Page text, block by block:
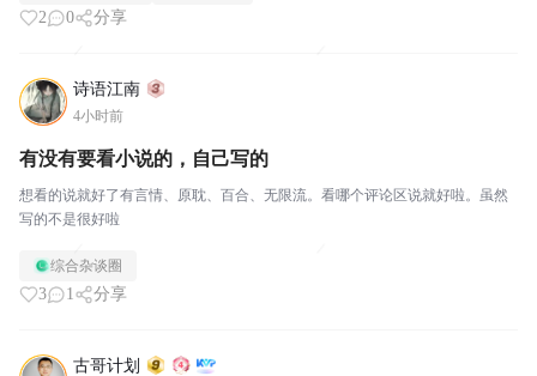
2 0 分享
诗语江南
4小时前
有没有要看小说的，自己写的
想看的说就好了有言情、原耽、百合、无限流。看哪个评论区说就好啦。虽然
写的不是很好啦
综合杂谈圈
3 1 分享
古哥计划